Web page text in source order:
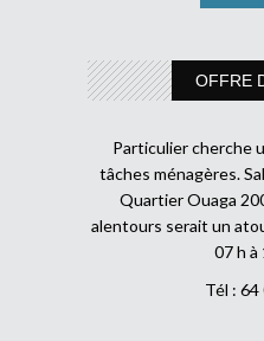
OFFRE
Particulier cherche
tâches ménagères.
Quartier Ouaga
alentours serait un
07 h à
Tél : 64